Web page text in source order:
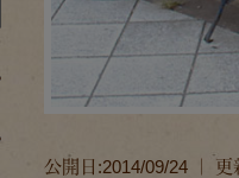
公開日:2014/09/24 ｜ 更